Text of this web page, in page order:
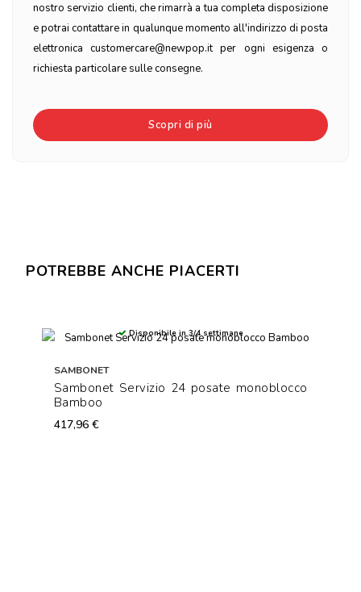
nostro servizio clienti, che rimarrà a tua completa disposizione
e potrai contattare in qualunque momento all'indirizzo di posta
elettronica customercare@newpop.it per ogni esigenza o
richiesta particolare sulle consegne.
Scopri di più
POTREBBE ANCHE PIACERTI
Disponibile in 3/4 settimane
SAMBONET
Sambonet Servizio 24 posate monoblocco
Bamboo
417,96 €